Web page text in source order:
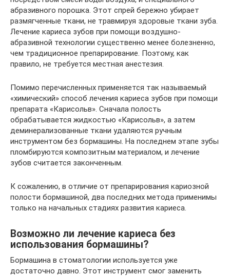
абразивного порошка. Этот спрей бережно убирает
размягченные ткани, не травмируя здоровые ткани зуба.
Лечение кариеса зубов при помощи воздушно-
абразивной технологии существенно менее болезненно,
чем традиционное препарирование. Поэтому, как
правило, не требуется местная анестезия.
Помимо перечисленных применяется так называемый
«химический» способ лечения кариеса зубов при помощи
препарата «Карисольв». Сначала полость
обрабатывается жидкостью «Карисольв», а затем
деминерализованные ткани удаляются ручным
инструментом без бормашины. На последнем этапе зубы
пломбируются композитным материалом, и лечение
зубов считается законченным.
К сожалению, в отличие от препарирования кариозной
полости бормашиной, два последних метода применимы
только на начальных стадиях развития кариеса.
Возможно ли лечение кариеса без
использования бормашины?
Бормашина в стоматологии используется уже
достаточно давно. Этот инструмент смог заменить